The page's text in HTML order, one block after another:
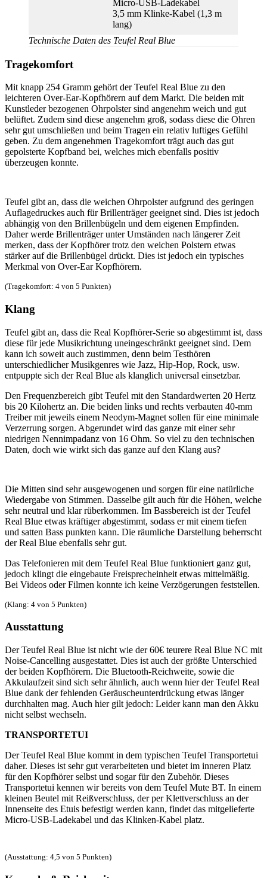
Micro-USB-Ladekabel
3,5 mm Klinke-Kabel (1,3 m
lang)
Technische Daten des Teufel Real Blue
Tragekomfort
Mit knapp 254 Gramm gehört der Teufel Real Blue zu den
leichteren Over-Ear-Kopfhörern auf dem Markt. Die beiden mit
Kunstleder bezogenen Ohrpolster sind angenehm weich und gut
belüftet. Zudem sind diese angenehm groß, sodass diese die Ohren
sehr gut umschließen und beim Tragen ein relativ luftiges Gefühl
geben. Zu dem angenehmen Tragekomfort trägt auch das gut
gepolsterte Kopfband bei, welches mich ebenfalls positiv
überzeugen konnte.
Teufel gibt an, dass die weichen Ohrpolster aufgrund des geringen
Auflagedruckes auch für Brillenträger geeignet sind. Dies ist jedoch
abhängig von den Brillenbügeln und dem eigenen Empfinden.
Daher werde Brillenträger unter Umständen nach längerer Zeit
merken, dass der Kopfhörer trotz den weichen Polstern etwas
stärker auf die Brillenbügel drückt. Dies ist jedoch ein typisches
Merkmal von Over-Ear Kopfhörern.
(Tragekomfort: 4 von 5 Punkten)
Klang
Teufel gibt an, dass die Real Kopfhörer-Serie so abgestimmt ist, dass
diese für jede Musikrichtung uneingeschränkt geeignet sind. Dem
kann ich soweit auch zustimmen, denn beim Testhören
unterschiedlicher Musikgenres wie Jazz, Hip-Hop, Rock, usw.
entpuppte sich der Real Blue als klanglich universal einsetzbar.
Den Frequenzbereich gibt Teufel mit den Standardwerten 20 Hertz
bis 20 Kilohertz an. Die beiden links und rechts verbauten 40-mm
Treiber mit jeweils einem Neodym-Magnet sollen für eine minimale
Verzerrung sorgen. Abgerundet wird das ganze mit einer sehr
niedrigen Nennimpadanz von 16 Ohm. So viel zu den technischen
Daten, doch wie wirkt sich das ganze auf den Klang aus?
Die Mitten sind sehr ausgewogenen und sorgen für eine natürliche
Wiedergabe von Stimmen. Dasselbe gilt auch für die Höhen, welche
sehr neutral und klar rüberkommen. Im Bassbereich ist der Teufel
Real Blue etwas kräftiger abgestimmt, sodass er mit einem tiefen
und satten Bass punkten kann. Die räumliche Darstellung beherrscht
der Real Blue ebenfalls sehr gut.
Das Telefonieren mit dem Teufel Real Blue funktioniert ganz gut,
jedoch klingt die eingebaute Freisprecheinheit etwas mittelmäßig.
Bei Videos oder Filmen konnte ich keine Verzögerungen feststellen.
(Klang: 4 von 5 Punkten)
Ausstattung
Der Teufel Real Blue ist nicht wie der 60€ teurere Real Blue NC mit
Noise-Cancelling ausgestattet. Dies ist auch der größte Unterschied
der beiden Kopfhörern. Die Bluetooth-Reichweite, sowie die
Akkulaufzeit sind sich sehr ähnlich, auch wenn hier der Teufel Real
Blue dank der fehlenden Geräuscheunterdrückung etwas länger
durchhalten mag. Auch hier gilt jedoch: Leider kann man den Akku
nicht selbst wechseln.
TRANSPORTETUI
Der Teufel Real Blue kommt in dem typischen Teufel Transportetui
daher. Dieses ist sehr gut verarbeiteten und bietet im inneren Platz
für den Kopfhörer selbst und sogar für den Zubehör. Dieses
Transportetui kennen wir bereits von dem Teufel Mute BT. In einem
kleinen Beutel mit Reißverschluss, der per Klettverschluss an der
Innenseite des Etuis befestigt werden kann, findet das mitgelieferte
Micro-USB-Ladekabel und das Klinken-Kabel platz.
(Ausstattung: 4,5 von 5 Punkten)